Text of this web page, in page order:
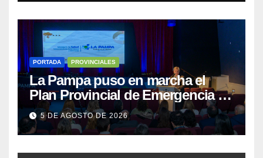
PORTADA PROVINCIALES
La Pampa puso en marcha el
Plan Provincial de Emergencia en
Salud Mental
5 DE AGOSTO DE 2026